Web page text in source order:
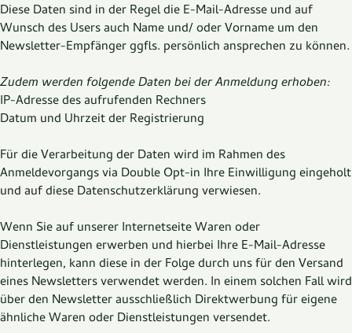
Diese Daten sind in der Regel die E-Mail-Adresse und auf
Wunsch des Users auch Name und/ oder Vorname um den
Newsletter-Empfänger ggfls. persönlich ansprechen zu können.
Zudem werden folgende Daten bei der Anmeldung erhoben:
IP-Adresse des aufrufenden Rechners
Datum und Uhrzeit der Registrierung
Für die Verarbeitung der Daten wird im Rahmen des
Anmeldevorgangs via Double Opt-in Ihre Einwilligung eingeholt
und auf diese Datenschutzerklärung verwiesen.
Wenn Sie auf unserer Internetseite Waren oder
Dienstleistungen erwerben und hierbei Ihre E-Mail-Adresse
hinterlegen, kann diese in der Folge durch uns für den Versand
eines Newsletters verwendet werden. In einem solchen Fall wird
über den Newsletter ausschließlich Direktwerbung für eigene
ähnliche Waren oder Dienstleistungen versendet.